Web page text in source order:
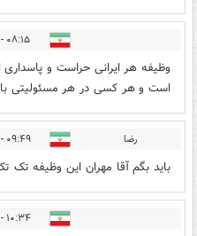
۰۸:۱۵ - ۱۴۰۰/۱۲/۲۹
وظیفه هر ایرانی حراست و
است و هر کسی در هر مسئولیتی
رضا ۰۹:۴۹ - ۱۴۰۰/۱۲/۲۹
باید بگم آقا مهران این وظیفه
۱۰:۳۴ - ۱۴۰۰/۱۲/۲۹